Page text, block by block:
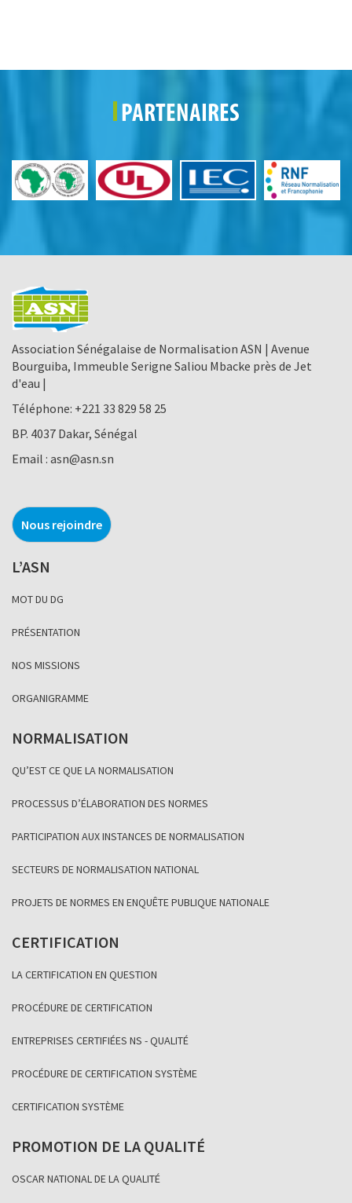
PARTENAIRES
Association Sénégalaise de Normalisation ASN | Avenue
Bourguiba, Immeuble Serigne Saliou Mbacke près de Jet
d'eau |
Téléphone: +221 33 829 58 25
BP. 4037 Dakar, Sénégal
Email : asn@asn.sn
Nous rejoindre
L’ASN
MOT DU DG
PRÉSENTATION
NOS MISSIONS
ORGANIGRAMME
NORMALISATION
QU’EST CE QUE LA NORMALISATION
PROCESSUS D’ÉLABORATION DES NORMES
PARTICIPATION AUX INSTANCES DE NORMALISATION
SECTEURS DE NORMALISATION NATIONAL
PROJETS DE NORMES EN ENQUÊTE PUBLIQUE NATIONALE
CERTIFICATION
LA CERTIFICATION EN QUESTION
PROCÉDURE DE CERTIFICATION
ENTREPRISES CERTIFIÉES NS - QUALITÉ
PROCÉDURE DE CERTIFICATION SYSTÈME
CERTIFICATION SYSTÈME
PROMOTION DE LA QUALITÉ
OSCAR NATIONAL DE LA QUALITÉ